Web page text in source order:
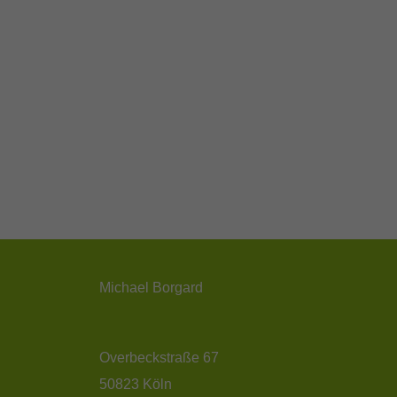
Michael Borgard
Overbeckstraße 67
50823 Köln